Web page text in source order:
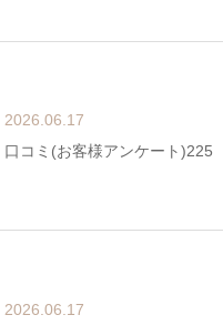
2026.06.17
口コミ(お客様アンケート)225
2026.06.17